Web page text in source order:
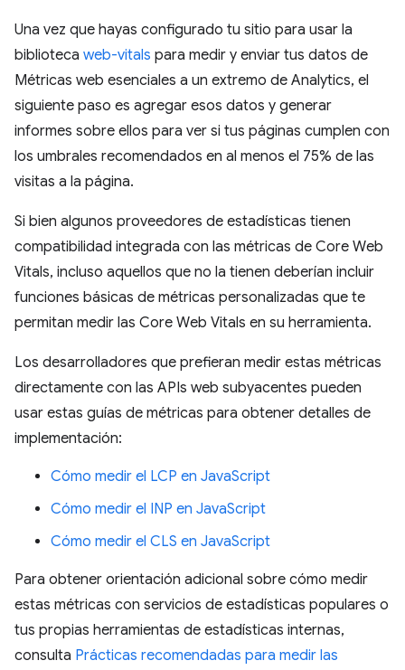
Una vez que hayas configurado tu sitio para usar la
biblioteca web-vitals para medir y enviar tus datos de
Métricas web esenciales a un extremo de Analytics, el
siguiente paso es agregar esos datos y generar
informes sobre ellos para ver si tus páginas cumplen con
los umbrales recomendados en al menos el 75% de las
visitas a la página.
Si bien algunos proveedores de estadísticas tienen
compatibilidad integrada con las métricas de Core Web
Vitals, incluso aquellos que no la tienen deberían incluir
funciones básicas de métricas personalizadas que te
permitan medir las Core Web Vitals en su herramienta.
Los desarrolladores que prefieran medir estas métricas
directamente con las APIs web subyacentes pueden
usar estas guías de métricas para obtener detalles de
implementación:
Cómo medir el LCP en JavaScript
Cómo medir el INP en JavaScript
Cómo medir el CLS en JavaScript
Para obtener orientación adicional sobre cómo medir
estas métricas con servicios de estadísticas populares o
tus propias herramientas de estadísticas internas,
consulta Prácticas recomendadas para medir las